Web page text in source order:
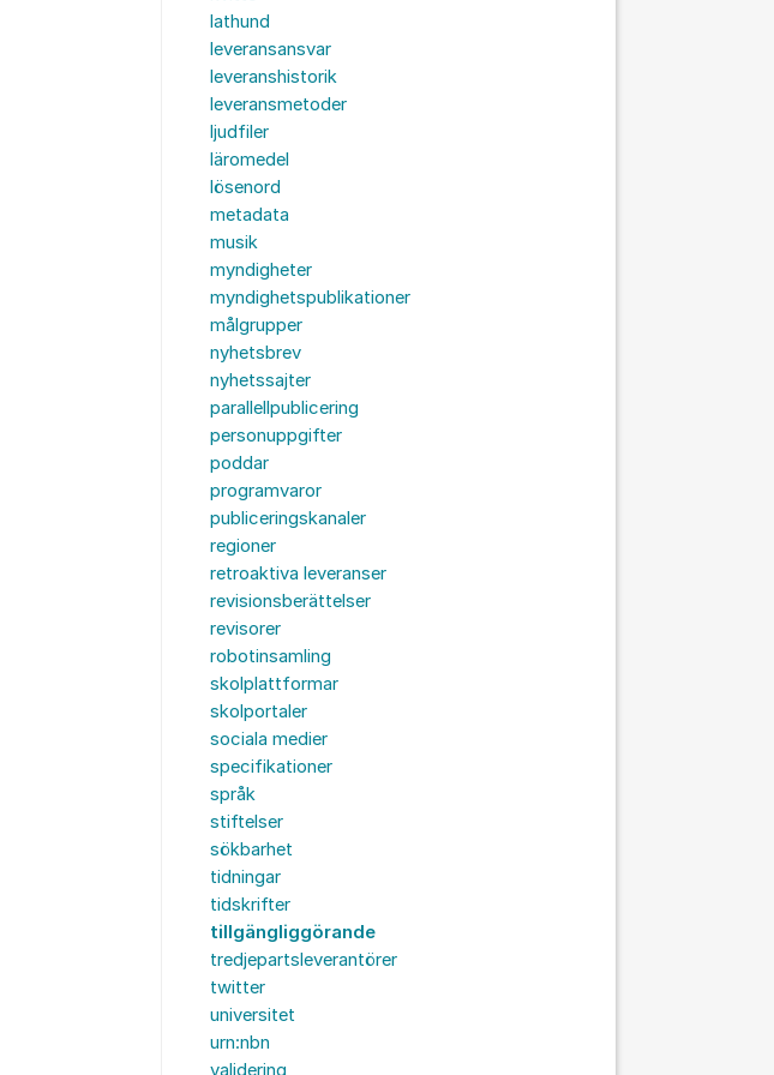
lathund
leveransansvar
leveranshistorik
leveransmetoder
ljudfiler
läromedel
lösenord
metadata
musik
myndigheter
myndighetspublikationer
målgrupper
nyhetsbrev
nyhetssajter
parallellpublicering
personuppgifter
poddar
programvaror
publiceringskanaler
regioner
retroaktiva leveranser
revisionsberättelser
revisorer
robotinsamling
skolplattformar
skolportaler
sociala medier
specifikationer
språk
stiftelser
sökbarhet
tidningar
tidskrifter
tillgängliggörande
tredjepartsleverantörer
twitter
universitet
urn:nbn
validering